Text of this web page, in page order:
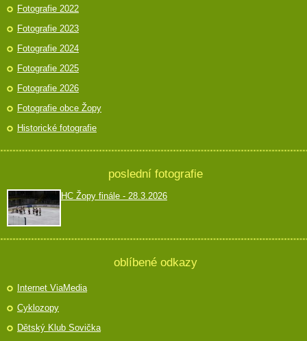
Fotografie 2022
Fotografie 2023
Fotografie 2024
Fotografie 2025
Fotografie 2026
Fotografie obce Žopy
Historické fotografie
poslední fotografie
HC Žopy finále - 28.3.2026
oblíbené odkazy
Internet ViaMedia
Cyklozopy
Dětský Klub Sovička